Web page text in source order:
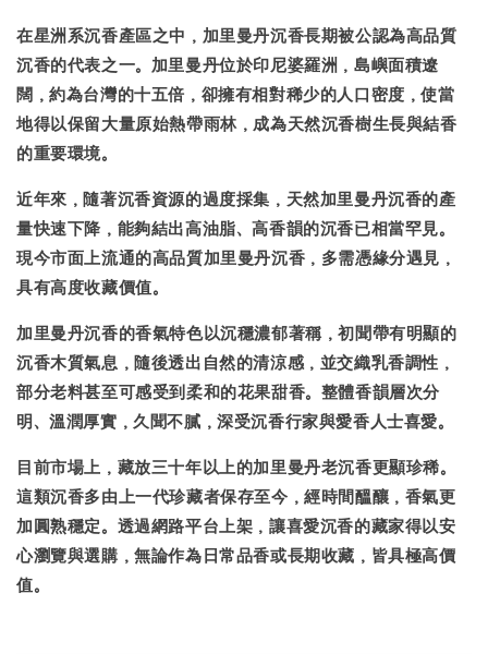
在星洲系沉香產區之中， 加里曼丹沉香長期被公認為高品質
沉香的代表之一。加里曼丹位於印尼婆羅洲，島嶼面積遼
闊，約為台灣的十五倍，卻擁有相對稀少的人口密度，使當
地得以保留大量原始熱帶雨林，成為天然沉香樹生長與結香
的重要環境。
近年來，隨著沉香資源的過度採集， 天然加里曼丹沉香的產
量快速下降 ，能夠結出高油脂、高香韻的沉香已相當罕見。
現今市面上流通的高品質加里曼丹沉香，多需憑緣分遇見，
具有高度收藏價值。
加里曼丹沉香的香氣特色以沉穩濃郁著稱，初聞帶有明顯的
沉香木質氣息，隨後透出自然的清涼感，並交織乳香調性 ，
部分老料甚至可感受到 柔和的花果甜香。整體香韻層次分
明、溫潤厚實，久聞不膩，深受沉香行家與愛香人士喜愛。
目前市場上， 藏放三十年以上的加里曼丹老沉香更顯珍稀。
這類沉香多由上一代珍藏者保存至今，經時間醞釀，香氣更
加圓熟穩定。透過網路平台上架，讓喜愛沉香的藏家得以安
心瀏覽與選購，無論作為日常品香或長期收藏，皆具極高價
值。